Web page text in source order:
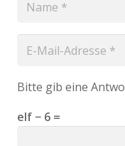
Bitte gib eine
elf − 6 =